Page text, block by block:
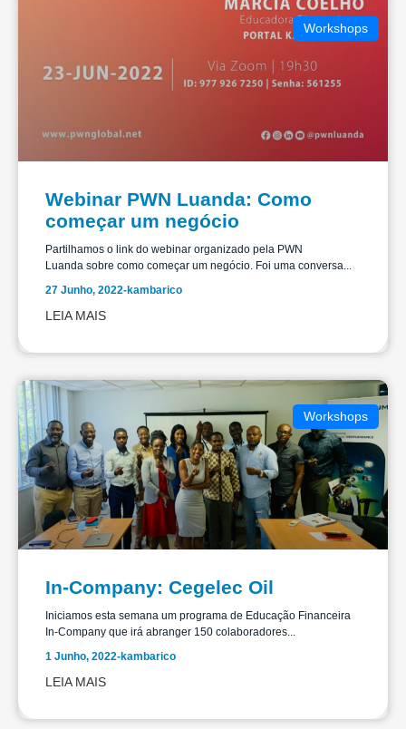
Workshops
Webinar PWN Luanda: Como
começar um negócio
Partilhamos o link do webinar organizado pela PWN
Luanda sobre como começar um negócio. Foi uma conversa...
27 Junho, 2022-kambarico
LEIA MAIS
Workshops
In-Company: Cegelec Oil
Iniciamos esta semana um programa de Educação Financeira
In-Company que irá abranger 150 colaboradores...
1 Junho, 2022-kambarico
LEIA MAIS